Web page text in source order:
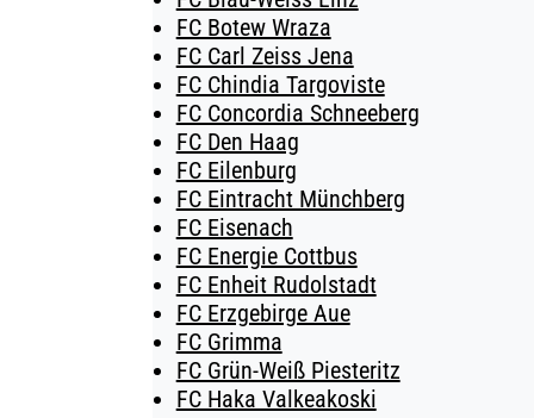
FC Botew Wraza
FC Carl Zeiss Jena
FC Chindia Targoviste
FC Concordia Schneeberg
FC Den Haag
FC Eilenburg
FC Eintracht Münchberg
FC Eisenach
FC Energie Cottbus
FC Enheit Rudolstadt
FC Erzgebirge Aue
FC Grimma
FC Grün-Weiß Piesteritz
FC Haka Valkeakoski